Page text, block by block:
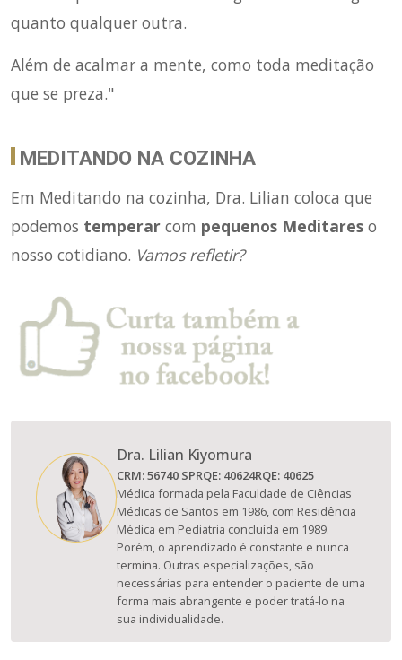
quanto qualquer outra.
Além de acalmar a mente, como toda meditação
que se preza."
MEDITANDO NA COZINHA
Em Meditando na cozinha, Dra. Lilian coloca que
podemos temperar com pequenos Meditares o
nosso cotidiano. Vamos refletir?
Dra. Lilian Kiyomura
CRM: 56740 SPRQE: 40624RQE: 40625
Médica formada pela Faculdade de Ciências
Médicas de Santos em 1986, com Residência
Médica em Pediatria concluída em 1989.
Porém, o aprendizado é constante e nunca
termina. Outras especializações, são
necessárias para entender o paciente de uma
forma mais abrangente e poder tratá-lo na
sua individualidade.